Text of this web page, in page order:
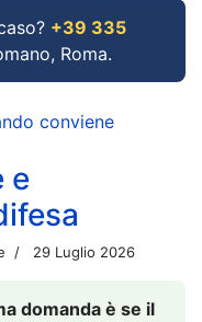
+39 335
Roma.
conviene
e
29 Luglio 2026
domanda è se il